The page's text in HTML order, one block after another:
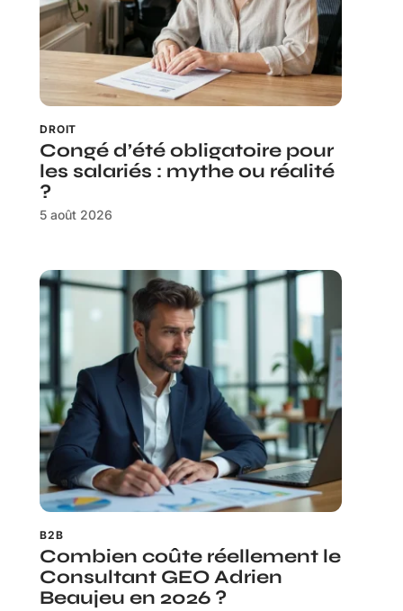
DROIT
Congé d’été obligatoire pour
les salariés : mythe ou réalité
?
5 août 2026
B2B
Combien coûte réellement le
Consultant GEO Adrien
Beaujeu en 2026 ?